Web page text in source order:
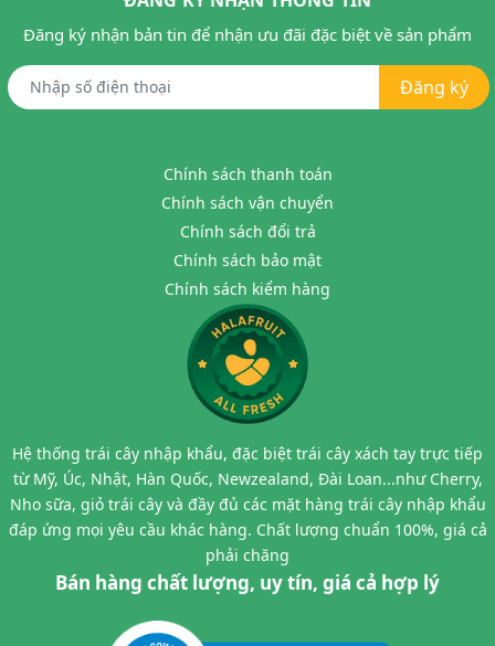
Đăng ký nhận bản tin để nhận ưu đãi đặc biệt về sản phẩm
Đăng ký
Chính sách thanh toán
Chính sách vận chuyển
Chính sách đổi trả
Chính sách bảo mật
Chính sách kiểm hàng
Hệ thống trái cây nhập khẩu, đặc biệt trái cây xách tay trực tiếp
từ Mỹ, Úc, Nhật, Hàn Quốc, Newzealand, Đài Loan...như Cherry,
Nho sữa, giỏ trái cây và đầy đủ các mặt hàng trái cây nhập khẩu
đáp ứng mọi yêu cầu khác hàng. Chất lượng chuẩn 100%, giá cả
phải chăng
Bán hàng chất lượng, uy tín, giá cả hợp lý